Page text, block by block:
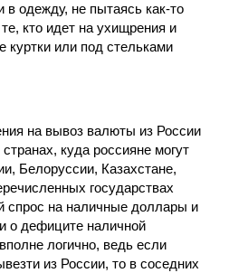
в одежду, не пытаясь как-то
кто идет на ухищрения и
куртки или под стельками
на вывоз валюты из России
куда россияне могут
Белоруссии, Казахстане,
государствах
спрос на наличные доллары и
о дефиците наличной
логично, ведь если
из России, то в соседних